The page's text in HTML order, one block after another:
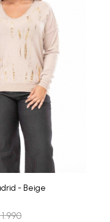
- Beige
1.990